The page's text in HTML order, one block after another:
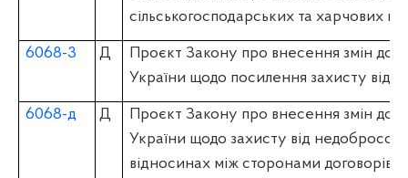
сільськогосподарських та харчових
6068-3 Д
Проєкт Закону про внесення змін до
України щодо посилення захисту від
6068-д Д
Проєкт Закону про внесення змін до
України щодо захисту від
відносинах між сторонами договорів